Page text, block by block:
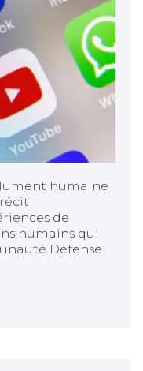
humaine
de
humains qui
Défense